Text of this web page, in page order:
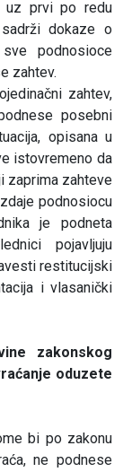
uz prvi po redu
dokaze o
podnosioce
zahtev.
zahtev,
posebni
opisana u
istovremeno da
zaprima zahteve
podnosiocu
je podneta
pojavljuju
restitucijski
i vlasanički
zakonskog
oduzete
bi po zakonu
ne podnese